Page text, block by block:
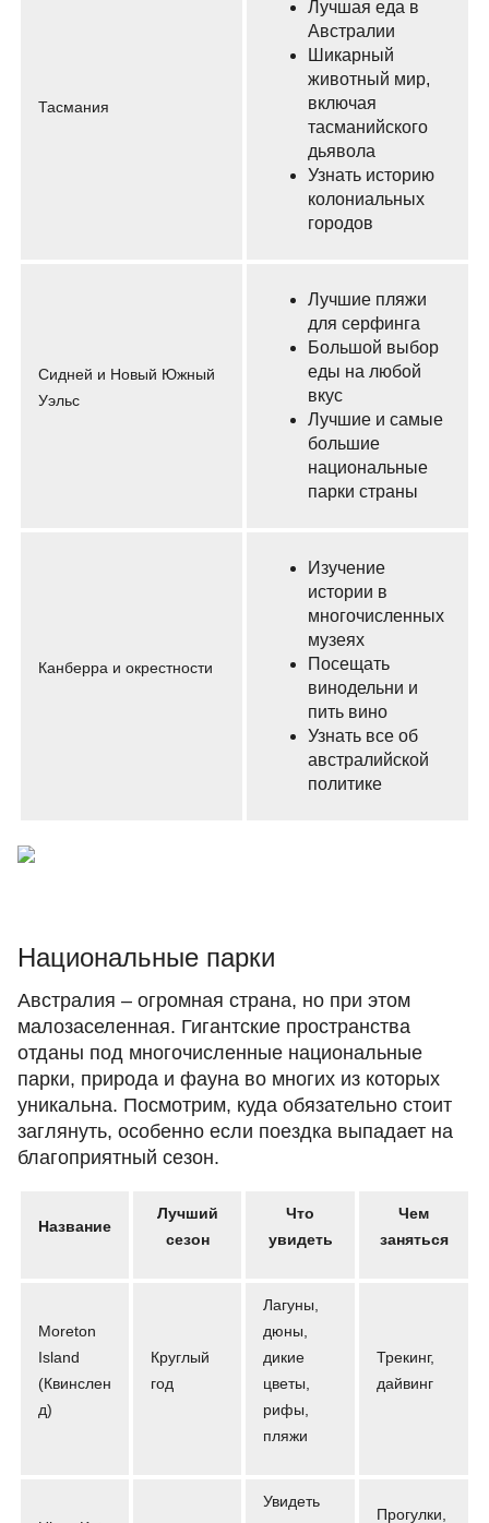
Тасмания
Лучшая еда в
Австралии
Шикарный
животный мир,
включая
тасманийского
дьявола
Узнать историю
колониальных
городов
Сидней и Новый Южный
Уэльс
Лучшие пляжи
для серфинга
Большой выбор
еды на любой
вкус
Лучшие и самые
большие
национальные
парки страны
Канберра и окрестности
Изучение
истории в
многочисленных
музеях
Посещать
винодельни и
пить вино
Узнать все об
австралийской
политике
Национальные парки
Австралия – огромная страна, но при этом
малозаселенная. Гигантские пространства
отданы под многочисленные национальные
парки, природа и фауна во многих из которых
уникальна. Посмотрим, куда обязательно стоит
заглянуть, особенно если поездка выпадает на
благоприятный сезон.
Название
Лучший
сезон
Что
увидеть
Чем
заняться
Moreton
Island
(Квинслен
д)
Круглый
год
Лагуны,
дюны,
дикие
цветы,
рифы,
пляжи
Трекинг,
дайвинг
Увидеть
Прогулки,